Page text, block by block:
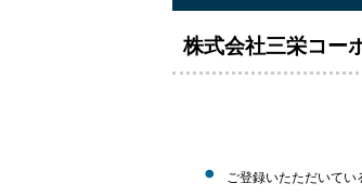
株式会社三栄コー
ご登録いたただいてい